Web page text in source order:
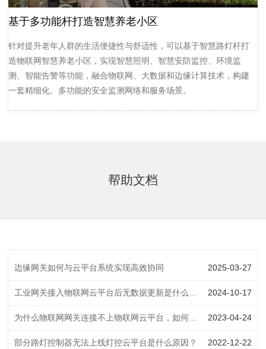
基于多功能杆打造智慧养老小区
针对提升老年人群的生活便捷性与舒适性，可以基于智慧路灯杆打
造物联网智慧养老小区，实现智慧照明、智慧安防监控、环境监
测、智能告警等功能，融合物联网、大数据和边缘计算技术，构建
一套精细化、多功能的安全监测网络和服务场景。
帮助文档
边缘网关如何与云平台系统实现高效协同 2025-03-27
2024-10-17
2023-04-24
部分路灯控制器无法上线灯控云平台是什么原因？ 2022-12-22